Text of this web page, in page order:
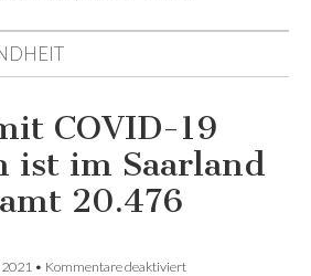
COVID-19
ist im Saarland
20.476
2021 • Kommentare deaktiviert